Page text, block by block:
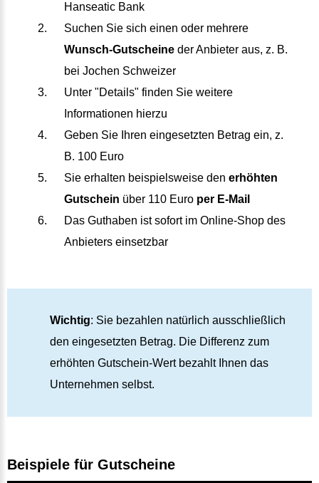
Hanseatic Bank
Suchen Sie sich einen oder mehrere
Wunsch-Gutscheine der Anbieter aus, z. B.
bei Jochen Schweizer
Unter "Details" finden Sie weitere
Informationen hierzu
Geben Sie Ihren eingesetzten Betrag ein, z.
B. 100 Euro
Sie erhalten beispielsweise den erhöhten
Gutschein über 110 Euro per E-Mail
Das Guthaben ist sofort im Online-Shop des
Anbieters einsetzbar
Wichtig: Sie bezahlen natürlich ausschließlich
den eingesetzten Betrag. Die Differenz zum
erhöhten Gutschein-Wert bezahlt Ihnen das
Unternehmen selbst.
Beispiele für Gutscheine